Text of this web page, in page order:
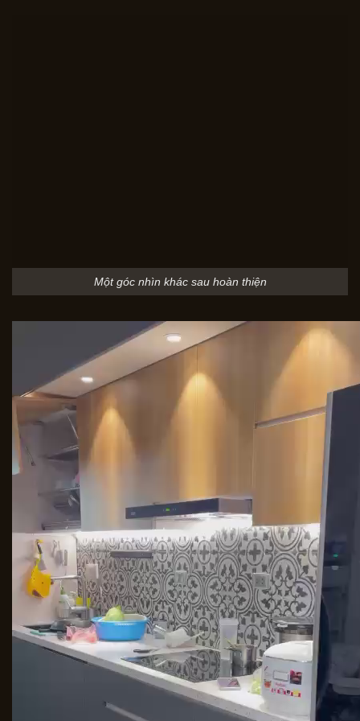
Một góc nhìn khác sau hoàn thiện